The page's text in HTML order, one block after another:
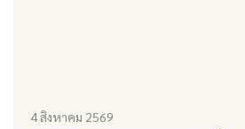
4 สิงหาคม 2569